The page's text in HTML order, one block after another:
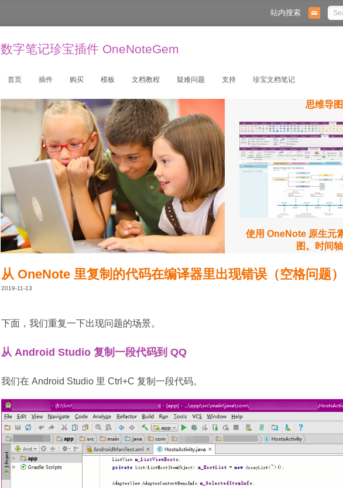
站内搜索
数字笔记珍宝插件 OneNoteGem
首页 插件 购买 模板 文档教程 疑难问题 支持 珍宝文档笔记
思维导图
使用 OneNote 原生元
图。时间
从 OneNote 里复制的代码在编译器里出现错误（空格问题
2019-11-13
下面，我们重复一下出现问题的场景。
从 Android Studio 复制一段代码到 QQ
我们在 Android Studio 里 Ctrl+C 复制一段代码。